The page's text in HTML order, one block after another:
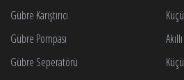
Gübre Karıştırıcı
Gübre Pompası
Gübre Seperatörü